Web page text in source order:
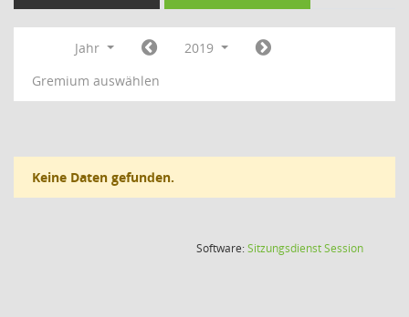
Jahr
2019
Gremium auswählen
Keine Daten gefunden.
Software:SitzungsdienstSession(Wird in